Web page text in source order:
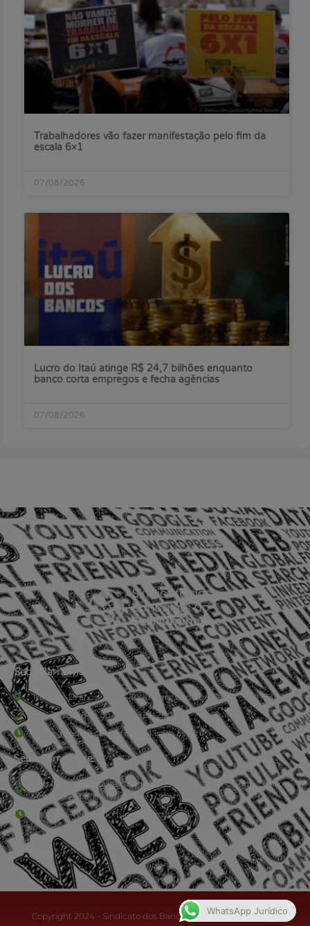
Trabalhadores vão fazer manifestação pelo fim da
escala 6×1
07/08/2026
Lucro do Itaú atinge R$ 24,7 bilhões enquanto
banco corta empregos e fecha agências
07/08/2026
Sede Barra Mansa
Rua Rio Branco, nº107 (2º andar), Centro - Cep: 27.330-030
(24) 3323-2848 ou (24) 3323-2500
De segunda à sexta-feira , das 9h às 17h.
Sede Campestre:
Estrada Governador Chagas Freitas – 3.780 – Colônia Santo
Antônio – Barra Mansa
De terça-feira a domingo, das 9h às 17h
Copyright 2024 - Sindicato dos Bancários do Sul Fluminense
WhatsApp Jurídico